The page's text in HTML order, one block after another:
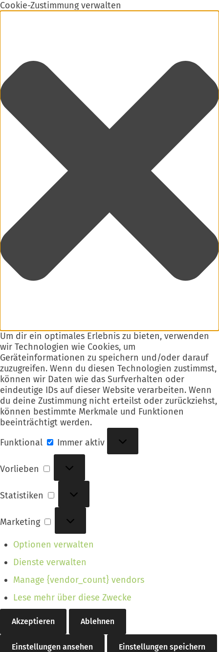
Cookie-Zustimmung verwalten
Um dir ein optimales Erlebnis zu bieten, verwenden
wir Technologien wie Cookies, um
Geräteinformationen zu speichern und/oder darauf
zuzugreifen. Wenn du diesen Technologien zustimmst,
können wir Daten wie das Surfverhalten oder
eindeutige IDs auf dieser Website verarbeiten. Wenn
du deine Zustimmung nicht erteilst oder zurückziehst,
können bestimmte Merkmale und Funktionen
beeinträchtigt werden.
Funktional
Immer aktiv
Vorlieben
Vorlieben
Statistiken
Statistiken
Marketing
Marketing
Optionen verwalten
Dienste verwalten
Manage {vendor_count} vendors
Lese mehr über diese Zwecke
Akzeptieren Ablehnen
Einstellungen ansehen Einstellungen speichern